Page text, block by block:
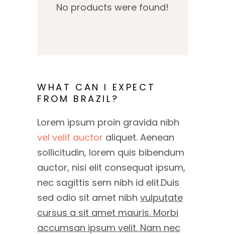
No products were found!
WHAT CAN I EXPECT
FROM BRAZIL?
Lorem ipsum proin gravida nibh
vel velit auctor aliquet. Aenean
sollicitudin, lorem quis bibendum
auctor, nisi elit consequat ipsum,
nec sagittis sem nibh id elit.Duis
sed odio sit amet nibh vulputate
cursus a sit amet mauris. Morbi
accumsan ipsum velit. Nam nec